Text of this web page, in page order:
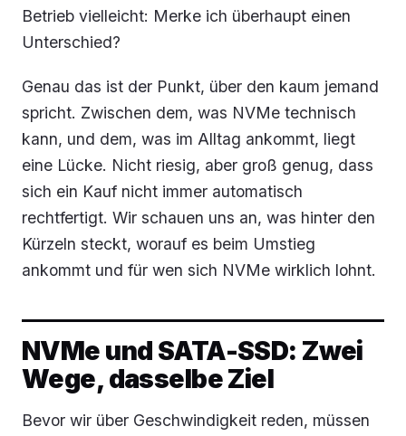
Betrieb vielleicht: Merke ich überhaupt einen
Unterschied?
Genau das ist der Punkt, über den kaum jemand
spricht. Zwischen dem, was NVMe technisch
kann, und dem, was im Alltag ankommt, liegt
eine Lücke. Nicht riesig, aber groß genug, dass
sich ein Kauf nicht immer automatisch
rechtfertigt. Wir schauen uns an, was hinter den
Kürzeln steckt, worauf es beim Umstieg
ankommt und für wen sich NVMe wirklich lohnt.
NVMe und SATA-SSD: Zwei
Wege, dasselbe Ziel
Bevor wir über Geschwindigkeit reden, müssen